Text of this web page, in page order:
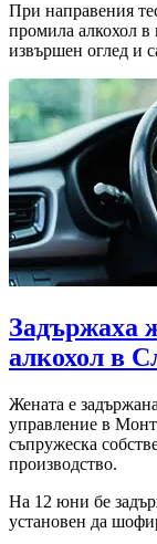
При направения
промила алкохол в
извършен оглед и
Задържаха
алкохол в
Жената е
управление в
съпружеска
производство.
На 12 юни бе
установен да